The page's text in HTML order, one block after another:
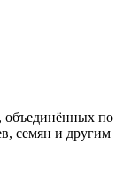
объединённых по
семян и другим